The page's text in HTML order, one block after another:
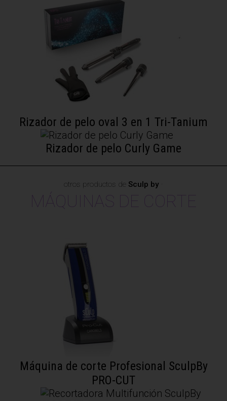
Rizador de pelo oval 3 en 1 Tri-Tanium
Rizador de pelo Curly Game
otros productos de Sculp by
MÁQUINAS DE CORTE
Máquina de corte Profesional SculpBy
PRO-CUT